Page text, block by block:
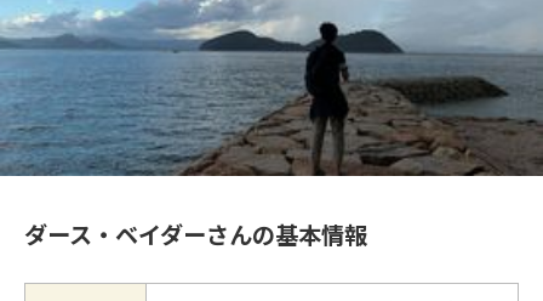
ダース・ベイダーさんの基本情報